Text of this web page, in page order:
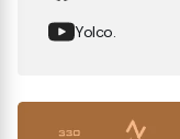
Yolco.